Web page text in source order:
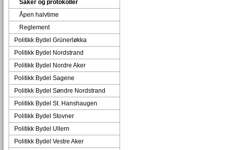
Saker og protokoller
Åpen halvtime
Reglement
Politikk Bydel Grünerløkka
Politikk Bydel Nordstrand
Politikk Bydel Nordre Aker
Politikk Bydel Sagene
Politikk Bydel Søndre Nordstrand
Politikk Bydel St. Hanshaugen
Politikk Bydel Stovner
Politikk Bydel Ullern
Politikk Bydel Vestre Aker